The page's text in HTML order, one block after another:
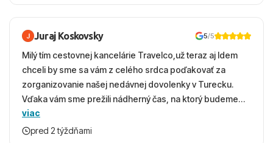
Juraj Koskovsky 5/5
Milý tím cestovnej kancelárie Travelco,už teraz aj Idem
chceli by sme sa vám z celého srdca poďakovať za
zorganizovanie našej nedávnej dovolenky v Turecku.
Vďaka vám sme prežili nádherný čas, na ktorý budeme
ešte dlho s úsmevom spomínať. ​Všetko prebehlo
absolútne hladko – od prvotného výberu zájazdu, cez
viac
pred 2 týždňami